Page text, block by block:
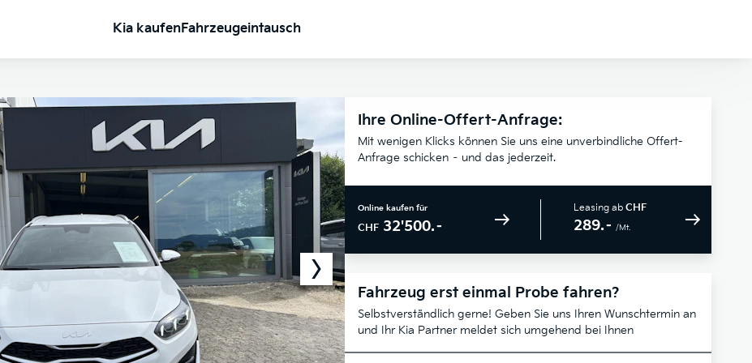
Kia kaufenFahrzeugeintausch
Ihre Online-Offert-Anfrage:
Mit wenigen Klicks können Sie uns eine unverbindliche Offert-
Anfrage schicken – und das jederzeit.
Online kaufen für
CHF 32'500.–
Leasing ab CHF
289.– /Mt.
Fahrzeug erst einmal Probe fahren?
Selbstverständlich gerne! Geben Sie uns Ihren Wunschtermin an
und Ihr Kia Partner meldet sich umgehend bei Ihnen